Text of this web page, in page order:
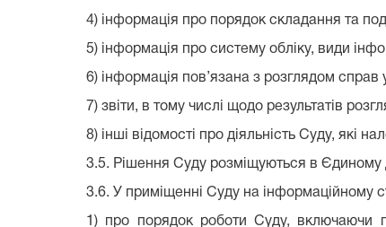
4) інформація про порядок складання та
5) інформація про систему обліку, види
6) інформація пов’язана з розглядом справ
7) звіти, в тому числі щодо результатів
8) інші відомості про діяльність Суду, які
3.5. Рішення Суду розміщуються в Єдиному
3.6. У приміщенні Суду на інформаційному
1) про порядок роботи Суду, включаючи